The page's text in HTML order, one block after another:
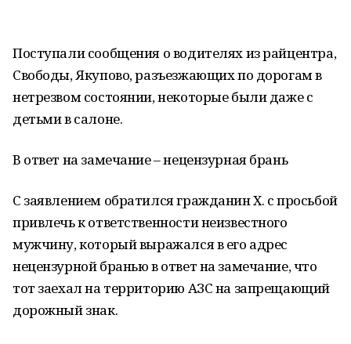
Поступали сообщения о водителях из райцентра,
Свободы, Якупово, разъезжающих по дорогам в
нетрезвом состоянии, некоторые были даже с
детьми в салоне.
В ответ на замечание – нецензурная брань
С заявлением обратился гражданин Х. с просьбой
привлечь к ответственности неизвестного
мужчину, который выражался в его адрес
нецензурной бранью в ответ на замечание, что
тот заехал на территорию АЗС на запрещающий
дорожный знак.